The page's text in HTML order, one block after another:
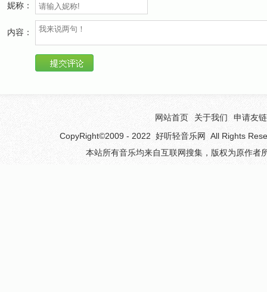
妮称：
内容：
网站首页 关于我们
申请友链
CopyRight©2009 - 2022 好听轻音乐网
All Rights
本站所有音乐均来自互联网搜集，版权为原作者